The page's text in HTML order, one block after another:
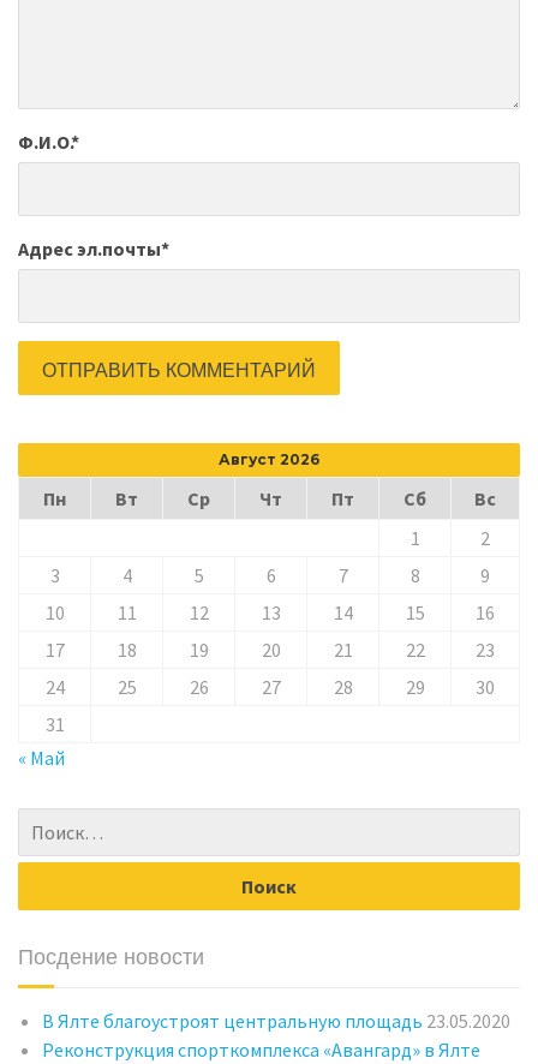
Ф.И.О.*
Адрес эл.почты*
Август 2026
Пн Вт Ср Чт Пт Сб
Вс
1
2
3
4 5 6 7 8
9
10
11 12 13 14 15
16
17
18 19 20 21 22
23
24
25 26 27 28 29
30
31
« Май
Посдение новости
В Ялте благоустроят центральную площадь 23.05.2020
Реконструкция спорткомплекса «Авангард» в Ялте